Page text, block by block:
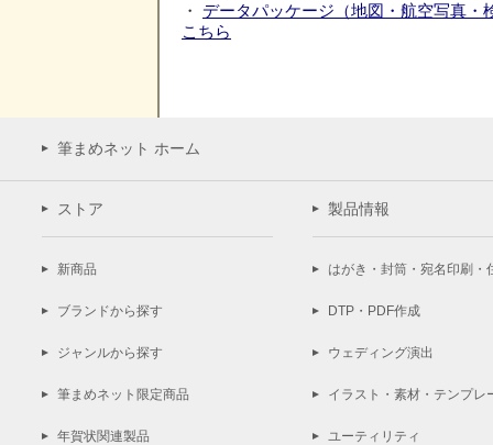
・ データパッケージ（地図・航空写真
こちら
筆まめネット ホーム
ストア
新商品
ブランドから探す
ジャンルから探す
筆まめネット限定商品
年賀状関連製品
製品情報
はがき・封筒・宛名印刷・
DTP・PDF作成
ウェディング演出
イラスト・素材・テンプレ
ユーティリティ